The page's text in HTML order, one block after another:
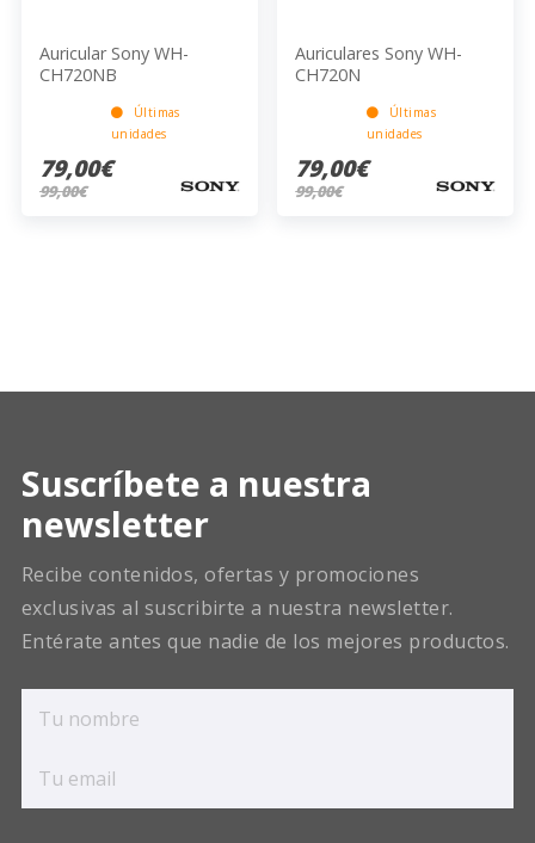
Auricular Sony WH-
CH720NB
Últimas
unidades
79,00€
99,00€
Auriculares Sony WH-
CH720N
Últimas
unidades
79,00€
99,00€
Suscríbete a nuestra
newsletter
Recibe contenidos, ofertas y promociones
exclusivas al suscribirte a nuestra newsletter.
Entérate antes que nadie de los mejores productos.